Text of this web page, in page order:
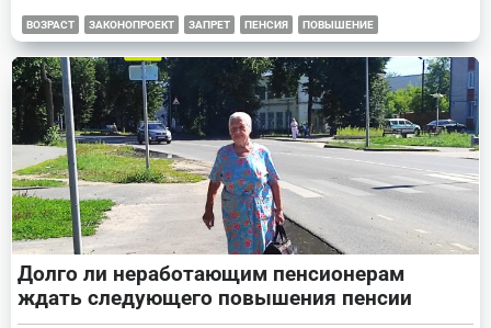
ВОЗРАСТ ЗАКОНОПРОЕКТ ЗАПРЕТ ПЕНСИЯ ПОВЫШЕНИЕ
Долго ли неработающим пенсионерам
ждать следующего повышения пенсии